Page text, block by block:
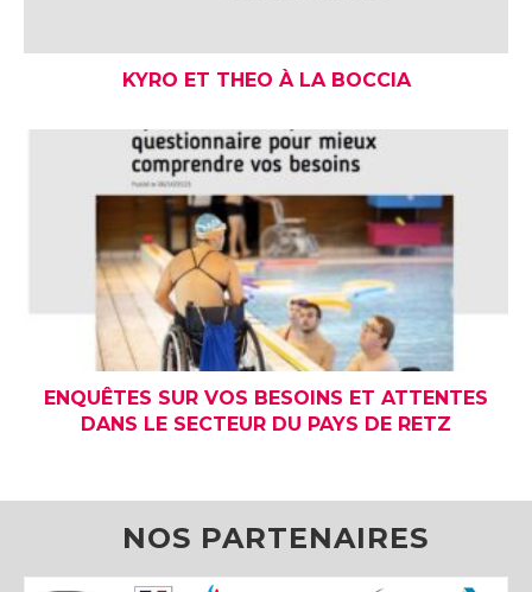
KYRO ET THEO À LA BOCCIA
ENQUÊTES SUR VOS BESOINS ET ATTENTES
DANS LE SECTEUR DU PAYS DE RETZ
NOS PARTENAIRES